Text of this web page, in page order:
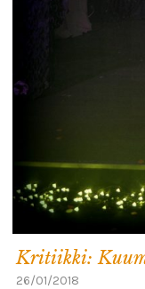
Kritiikki:
26/01/2018